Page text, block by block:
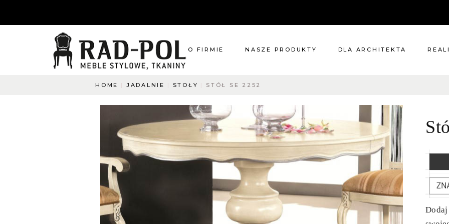
O FIRMIE
Blog
Aktualności
O co pytacie?
Napisz do nas
NASZE PRODUKTY
Pomieszczenia
Oświetlenie
Renowacje
Kuchnie
Dodatki
Tkaniny
Katalog
DLA ARCHITEKTA
HOME JADALNIE STOŁY STÓŁ SE 2252
Dodaj